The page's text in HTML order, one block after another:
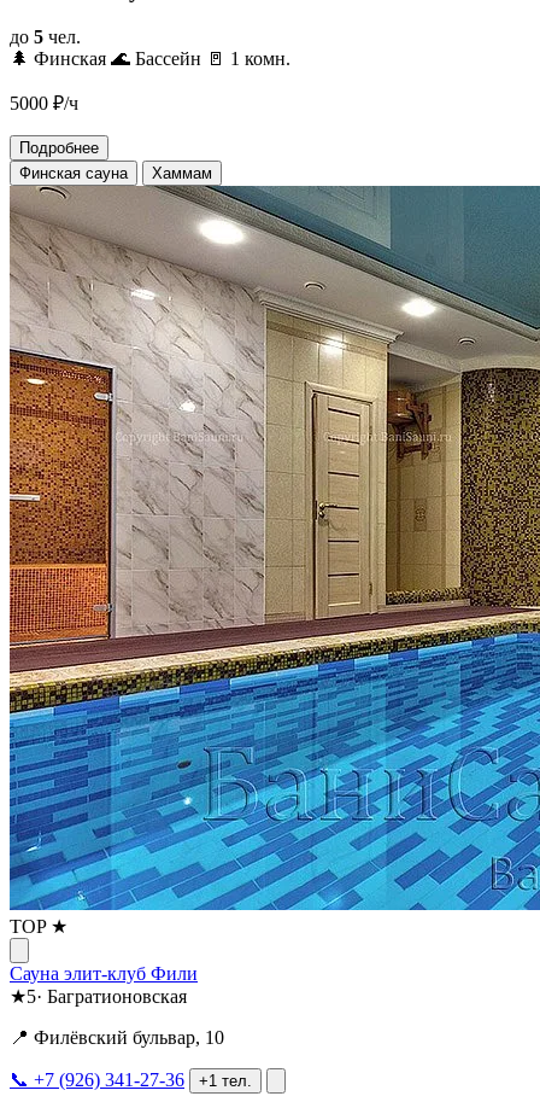
до 5 чел.
🌲 Финская 🌊 Бассейн 🚪 1 комн.
5000 ₽/ч
Подробнее
Финская сауна
Хаммам
TOP ★
Сауна элит-клуб Фили
★5· Багратионовская
📍 Филёвский бульвар, 10
📞 +7 (926) 341-27-36 +1 тел.